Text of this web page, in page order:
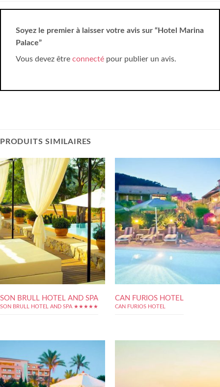
Soyez le premier à laisser votre avis sur “Hotel Marina
Palace”
Vous devez être connecté pour publier un avis.
PRODUITS SIMILAIRES
SON BRULL HOTEL AND SPA
SON BRULL HOTEL AND SPA ★★★★★
CAN FURIOS HOTEL
CAN FURIOS HOTEL